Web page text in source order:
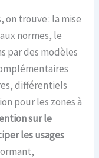
on trouve : la mise
normes, le
par des modèles
différentiels
pour les zones à
sur le
les usages